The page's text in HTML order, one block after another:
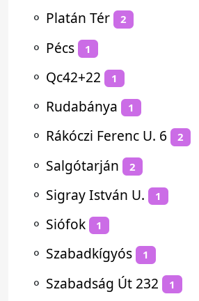
⚬ Platán Tér 2
⚬ Pécs 1
⚬ Qc42+22 1
⚬ Rudabánya 1
⚬ Rákóczi Ferenc U. 6 2
⚬ Salgótarján 2
⚬ Sigray István U. 1
⚬ Siófok 1
⚬ Szabadkígyós 1
⚬ Szabadság Út 232 1